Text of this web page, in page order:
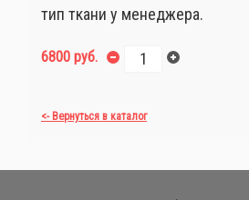
тип ткани у менеджера.
6800 руб.
<- Вернуться в каталог